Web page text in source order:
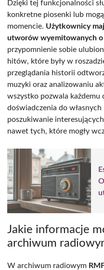
Dzięki tej funkcjonalności
konkretne piosenki lub
momencie. Użytkownicy
utworów wyemitowanych
przypomnienie sobie
hitów, które były w
przeglądania historii
muzyki oraz analizowaniu
wszystko pozwala każdemu
doświadczenia do
poszukiwanie
nawet tych, które mogły
Jakie informacje
archiwum
W archiwum radiowym